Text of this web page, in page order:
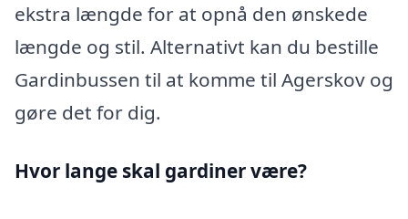
ekstra længde for at opnå den ønskede
længde og stil. Alternativt kan du bestille
Gardinbussen til at komme til Agerskov og
gøre det for dig.
Hvor lange skal gardiner være?